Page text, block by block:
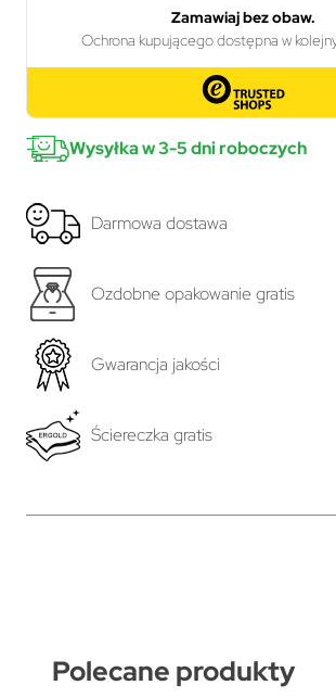
Wysyłka w 3-5 dni roboczych
Darmowa dostawa
Ozdobne opakowanie gratis
Gwarancja jakości
Ściereczka gratis
Polecane produkty